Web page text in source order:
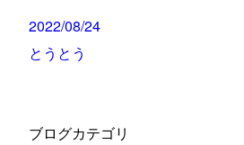
2022/08/24
とうとう
ブログカテゴリ